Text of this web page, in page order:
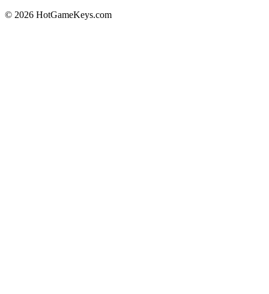
© 2026 HotGameKeys.com